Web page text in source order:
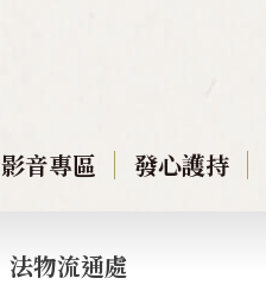
法物流通處
影音專區 發心護持